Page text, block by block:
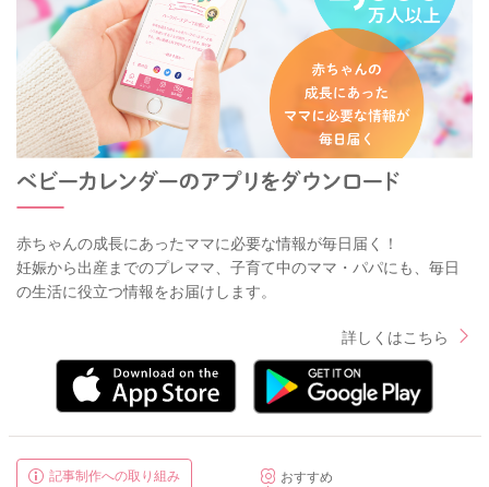
赤ちゃんの成長にあったママに必要な情報が毎日届く！
妊娠から出産までのプレママ、子育て中のママ・パパにも、毎日
の生活に役立つ情報をお届けします。
詳しくはこちら
記事制作への取り組み
おすすめ